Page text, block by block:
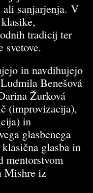
ali sanjarjenja. V
tradicij ter
svetove.
in navdihujejo
Benešová
Žurková
(improvizacija),
in
glasbenega
glasba in
mentorstvom
Mishre iz